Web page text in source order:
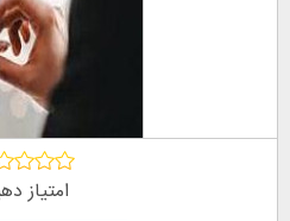
امتیاز